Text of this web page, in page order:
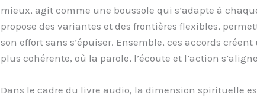
mieux, agit comme une boussole qui s’adapte à
propose des variantes et des frontières flexibles,
son effort sans s’épuiser. Ensemble, ces accords
plus cohérente, où la parole, l’écoute et l’action
Dans le cadre du livre audio, la dimension spirituelle